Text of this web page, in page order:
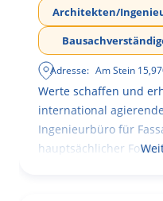
Architekten/
Adresse: Am Stein 15,
Werte schaffen und
international
Ingenieurbüro für
hauptsächlicher Fokus